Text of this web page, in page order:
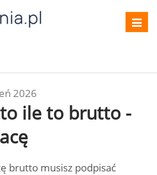
2026
ile to brutto -
brutto musisz podpisać